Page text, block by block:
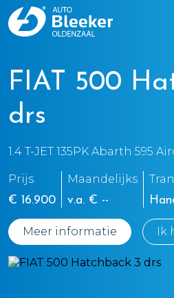
FIAT 500
drs
1.4 T-JET 135PK Abarth 595
Prijs
€ 16.900
Maandelijks
v.a. € --
Meer informatie Ik